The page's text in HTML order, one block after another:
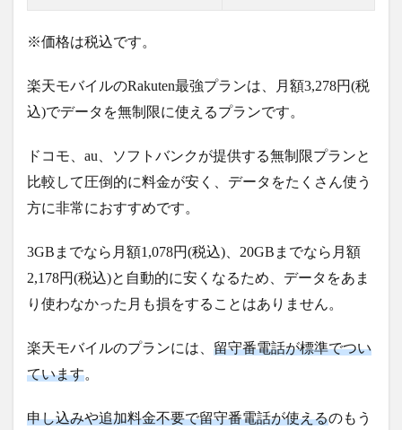
※価格は税込です。
楽天モバイルのRakuten最強プランは、月額3,278円(税
込)でデータを無制限に使えるプランです。
ドコモ、au、ソフトバンクが提供する無制限プランと
比較して圧倒的に料金が安く、データをたくさん使う
方に非常におすすめです。
3GBまでなら月額1,078円(税込)、20GBまでなら月額
2,178円(税込)と自動的に安くなるため、データをあま
り使わなかった月も損をすることはありません。
楽天モバイルのプランには、 留守番電話が標準でつい
ています。
申し込みや追加料金不要で留守番電話が使えるのもう